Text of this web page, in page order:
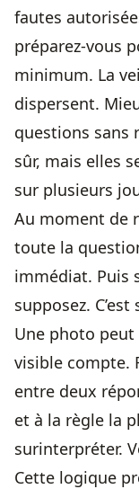
fautes
préparez-vous
minimum. La
dispersent.
questions sans
sûr, mais elles
sur plusieurs
Au moment de
toute la
immédiat. Puis
supposez.
Une photo
visible compte.
entre deux
et à la règle la
surinterpréter.
Cette logique